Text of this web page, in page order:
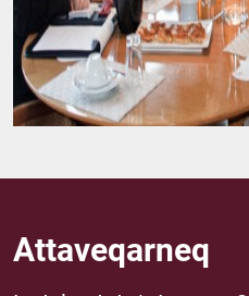
Attaveqarneq